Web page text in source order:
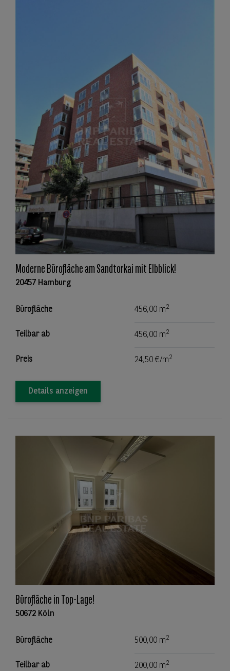
Moderne Bürofläche am Sandtorkai mit Elbblick!
20457 Hamburg
Bürofläche 456,00 m2
Teilbar ab 456,00 m2
Preis 24,50 €/m2
Details anzeigen
Bürofläche in Top-Lage!
50672 Köln
Bürofläche 500,00 m2
Teilbar ab 200,00 m2